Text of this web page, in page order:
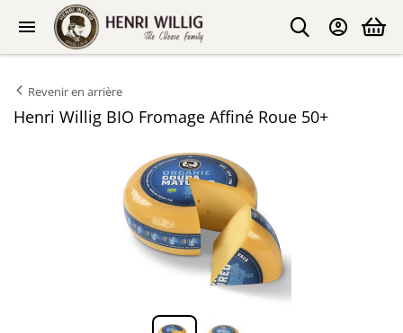
Revenir en arrière
Henri Willig BIO Fromage Affiné Roue 50+